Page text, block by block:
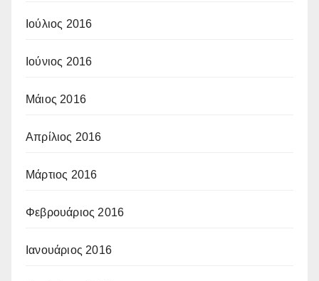
Ιούλιος 2016
Ιούνιος 2016
Μάιος 2016
Απρίλιος 2016
Μάρτιος 2016
Φεβρουάριος 2016
Ιανουάριος 2016